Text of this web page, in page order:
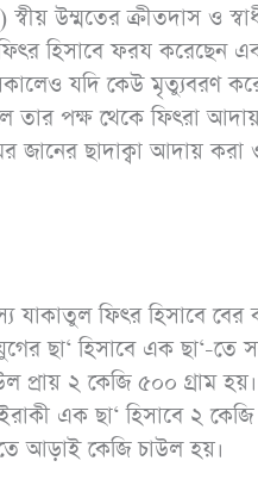
স্বীয় উম্মতের ক্রীতদাস ও
হিসাবে ফরয করেছেন
সকালেও যদি কেউ
তার পক্ষ থেকে ফিৎরা
ছাদাক্বা আদায় করা
যাকাতুল ফিৎর হিসাবে
ছা‘ হিসাবে এক ছা‘-তে
প্রায় ২ কেজি ৫০০ গ্রাম
এক ছা‘ হিসাবে ২
আড়াই কেজি চাউল হয়।